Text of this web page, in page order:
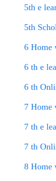
5th e
5th
6 Home
6 th e
6 th
7 Home
7 th e
7 th
8 Home